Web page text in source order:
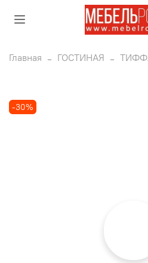
Главная ГОСТИНАЯ
-30%